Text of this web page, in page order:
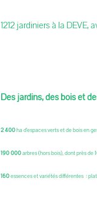
1212 jardiniers à la
Des jardins, des bois et
2 400ha d'espaces verts et de bois en
190 000arbres (hors bois), dont près
160essences et variétés différentes :